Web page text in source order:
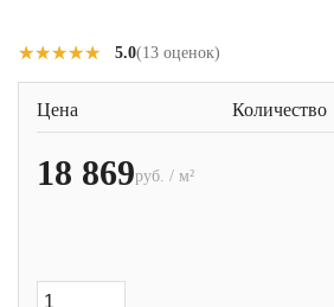
★★★★★
★★★★★ 5.0(13 оценок)
Цена Количество
18 869руб. / м²